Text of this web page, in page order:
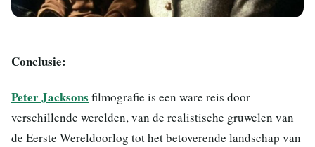
Conclusie:
Peter Jacksons filmografie is een ware reis door
verschillende werelden, van de realistische gruwelen van
de Eerste Wereldoorlog tot het betoverende landschap van